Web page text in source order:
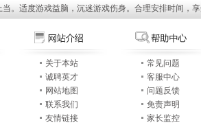
。适度游戏益脑，沉迷游戏伤身。合理安排时间，享
关于本站
诚聘英才
网站地图
联系我们
友情链接
常见问题
客服中心
问题反馈
免责声明
家长监控